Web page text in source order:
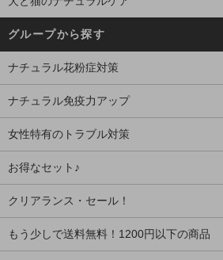
グループから探す
ナチュラル花粉症対策
ナチュラル免疫力アップ
女性特有のトラブル対策
お得なセット♪
クリアランス・セール！
もう少しで送料無料！1200円以下の商品